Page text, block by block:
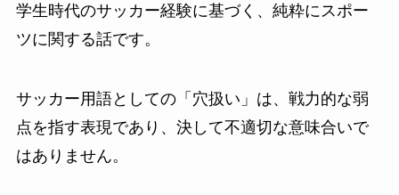
学生時代のサッカー経験に基づく、純粋にスポー
ツに関する話です。
サッカー用語としての「穴扱い」は、戦力的な弱
点を指す表現であり、決して不適切な意味合いで
はありません。